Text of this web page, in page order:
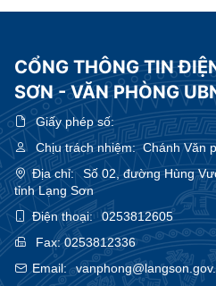
CỔNG THÔNG TIN
SƠN - VĂN PHÒNG
Giấy phép số:
Chịu trách nhiệm:Chánh Văn
Địa chỉ:
Số 02, đường Hùng
tỉnh Lạng Sơn
Điện thoại:
0253812605
Fax:0253812336
Email: